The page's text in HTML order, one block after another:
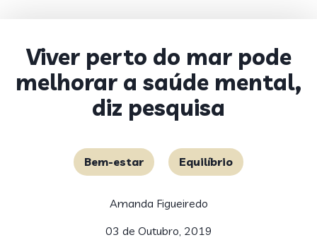
Viver perto do mar pode
melhorar a saúde mental,
diz pesquisa
Bem-estar Equilíbrio
Amanda Figueiredo
03 de Outubro, 2019